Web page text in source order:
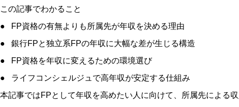
この記事でわかること
● FP資格の有無よりも所属先が年収を決める理由
● 銀行FPと独立系FPの年収に大幅な差が生じる構造
● FP資格を年収に変えるための環境選び
● ライフコンシェルジュで高年収が安定する仕組み
本記事ではFPとして年収を高めたい人に向けて、所属先による